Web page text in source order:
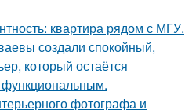
квартира рядом с МГУ.
создали спокойный,
который остаётся
фотографа и